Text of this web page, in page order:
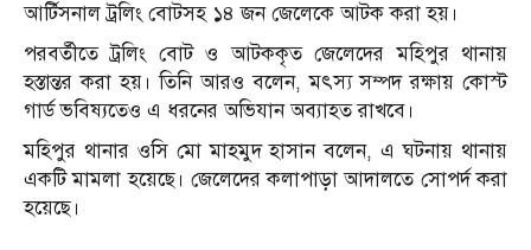
আর্টিসনাল ট্রলিং বোটসহ ১৪ জন জেলেকে আটক করা হয়।
পরবর্তীতে ট্রলিং বোট ও আটককৃত জেলেদের মহিপুর থানায়
হস্তান্তর করা হয়। তিনি আরও বলেন, মৎস্য সম্পদ রক্ষায় কোস্ট
গার্ড ভবিষ্যতেও এ ধরনের অভিযান অব্যাহত রাখবে।
মহিপুর থানার ওসি মো মাহমুদ হাসান বলেন, এ ঘটনায় থানায়
একটি মামলা হয়েছে। জেলেদের কলাপাড়া আদালতে সোপর্দ করা
হয়েছে।